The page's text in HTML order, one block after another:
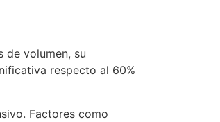
de volumen, su
respecto al 60%
Factores como